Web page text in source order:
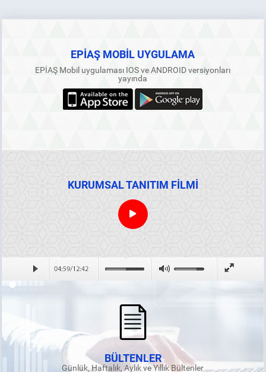
EPİAŞ MOBİL UYGULAMA
EPİAŞ Mobil uygulaması IOS ve ANDROID versiyonları
yayında
KURUMSAL TANITIM FİLMİ
BÜLTENLER
Günlük, Haftalık, Aylık ve Yıllık Bültenler